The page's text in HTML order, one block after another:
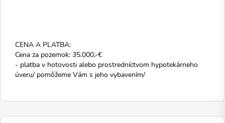
CENA A PLATBA:
Cena za pozemok: 35.000,-€
- platba v hotovosti alebo prostredníctvom hypotekárneho
úveru/ pomôžeme Vám s jeho vybavením/